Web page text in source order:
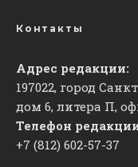
Контакты
Адрес редакции:
197022, город
дом 6, литера П,
Телефон
+7 (812) 602-57-37